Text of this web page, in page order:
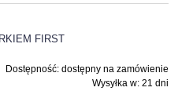
FIRST
Dostępność: dostępny na zamówienie
Wysyłka w: 21 dni